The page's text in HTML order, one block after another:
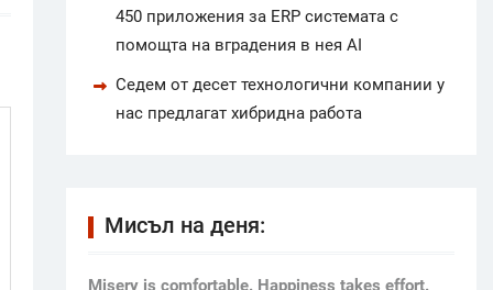
450 приложения за ERP системата с
помощта на вградения в нея AI
Седем от десет технологични компании у
нас предлагат хибридна работа
Мисъл на деня:
Мisery is comfortable. Happiness takes effort.